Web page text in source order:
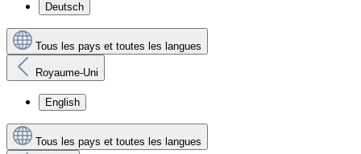
Deutsch
Tous les pays et toutes les langues
Royaume-Uni
English
Tous les pays et toutes les langues